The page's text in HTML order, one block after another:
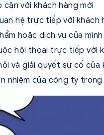
cận với khách hàng mới
hệ trực tiếp với khách
hoặc dịch vụ của
hội thoại trực tiếp với
và giải quyết sự cố
nhiệm của công ty